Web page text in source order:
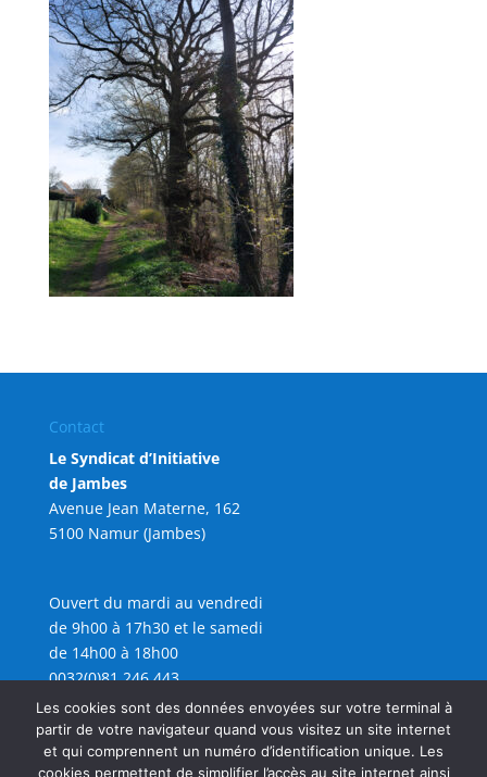
Contact
Le Syndicat d’Initiative
de Jambes
Avenue Jean Materne, 162
5100 Namur (Jambes)
Ouvert du mardi au vendredi
de 9h00 à 17h30 et le samedi
de 14h00 à 18h00
0032(0)81 246 443
info@sijambes.be
Les cookies sont des données envoyées sur votre terminal à
partir de votre navigateur quand vous visitez un site internet
et qui comprennent un numéro d’identification unique. Les
cookies permettent de simplifier l’accès au site internet ainsi